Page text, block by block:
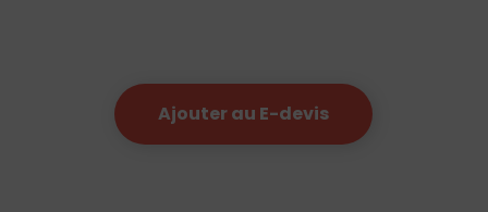
Ajouter au E-devis